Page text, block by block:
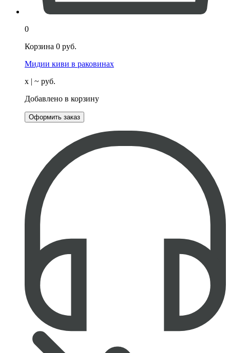
0
Корзина 0 руб.
Мидии киви в раковинах
х | ~ руб.
Добавлено в корзину
Оформить заказ